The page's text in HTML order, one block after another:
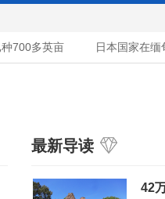
多英亩 日本国家在缅
最新导读
42